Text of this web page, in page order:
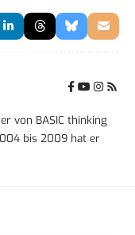
von BASIC thinking
bis 2009 hat er